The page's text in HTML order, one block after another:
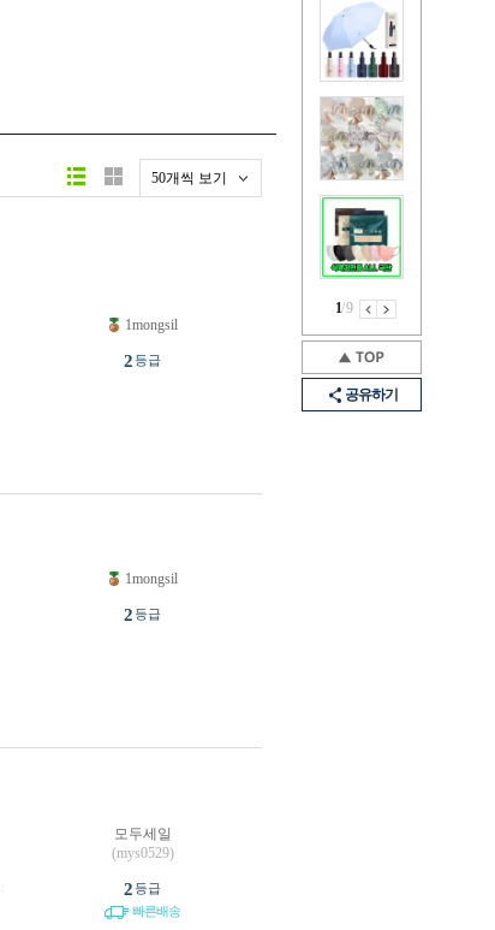
1/9
공유하기
50개씩 보기
1mongsil
2등급
1mongsil
2등급
모두세일
(mys0529)
2등급
빠른배송